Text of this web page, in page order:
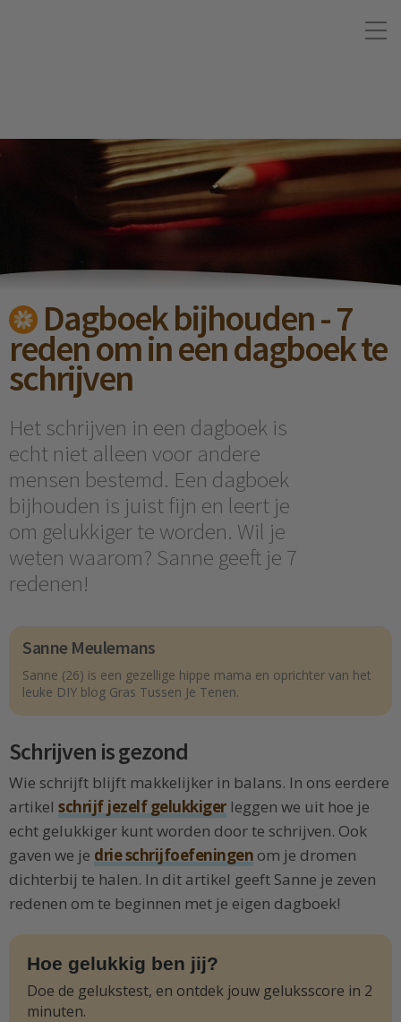
Dagboek bijhouden - 7
reden om in een dagboek te
schrijven
Het schrijven in een dagboek is
echt niet alleen voor andere
mensen bestemd. Een dagboek
bijhouden is juist fijn en leert je
om gelukkiger te worden. Wil je
weten waarom? Sanne geeft je 7
redenen!
Sanne Meulemans
Sanne (26) is een gezellige hippe mama en oprichter van het
leuke DIY blog Gras Tussen Je Tenen.
Schrijven is gezond
Wie schrijft blijft makkelijker in balans. In ons eerdere
artikel schrijf jezelf gelukkigerleggen we uit hoe je
echt gelukkiger kunt worden door te schrijven. Ook
gaven we je drie schrijfoefeningen om je dromen
dichterbij te halen. In dit artikel geeft Sanne je zeven
redenen om te beginnen met je eigen dagboek!
Hoe gelukkig ben jij?
Doe de gelukstest, en ontdek jouw geluksscore in 2
minuten.